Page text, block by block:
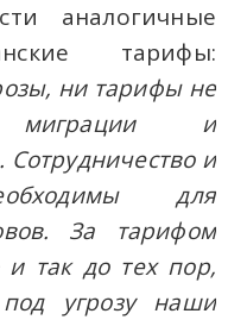
аналогичные
тарифы:
ни тарифы не
миграции и
и
для
За тарифом
и так до тех пор,
угрозу наши